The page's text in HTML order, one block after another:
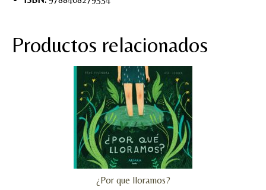
Productos relacionados
¿Por que lloramos?